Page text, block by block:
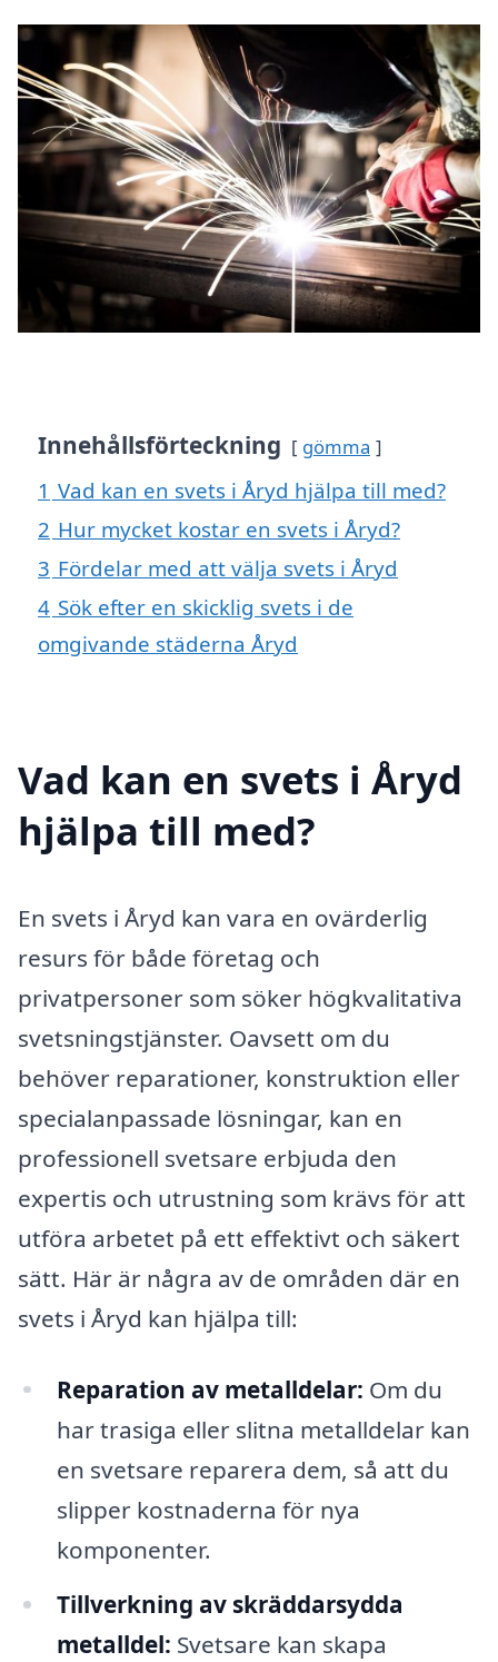
Innehållsförteckning gömma
1 Vad kan en svets i Åryd hjälpa till med?
2 Hur mycket kostar en svets i Åryd?
3 Fördelar med att välja svets i Åryd
4 Sök efter en skicklig svets i de
omgivande städerna Åryd
Vad kan en svets i Åryd
hjälpa till med?
En svets i Åryd kan vara en ovärderlig
resurs för både företag och
privatpersoner som söker högkvalitativa
svetsningstjänster. Oavsett om du
behöver reparationer, konstruktion eller
specialanpassade lösningar, kan en
professionell svetsare erbjuda den
expertis och utrustning som krävs för att
utföra arbetet på ett effektivt och säkert
sätt. Här är några av de områden där en
svets i Åryd kan hjälpa till:
Reparation av metalldelar: Om du
har trasiga eller slitna metalldelar kan
en svetsare reparera dem, så att du
slipper kostnaderna för nya
komponenter.
Tillverkning av skräddarsydda
metalldel: Svetsare kan skapa